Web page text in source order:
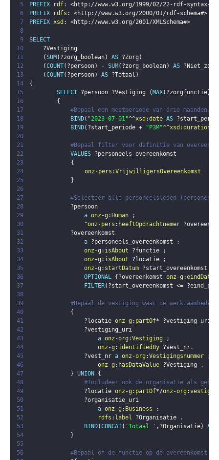
5
PREFIX rdf: <http://www.w3.org/1999/02/22-rdf-syntax-
6
PREFIX rdfs : <http://www.w3.org/2000/01/rdf-schema#>
7
PREFIX xsd : <http://www.w3.org/2001/XMLSchema#>
8
9
SELECT
10
?Vestiging
11
(SUM ( ?zorg_boolean) AS ?Zorg )
12
(COUNT( ?persoon) - SUM ( ?zorg_boolean) AS ?Niet_zorg
13
(COUNT( ?persoon) AS ?Totaal )
14
{
15
SELECT ?persoon ?Vestiging ( MAX( ?zorgfunctie)
16
{
17
#Bepaal een meetperiode van drie
18
BIND( "2023-07-01"^^xsd :date AS
19
BIND( ?start_periode + "P3M"^^xsd :duration
20
21
#Bepaal filter voor definitie van
22
VALUES ?personeels_overeenkomst
23
{
24
onz-pers :VrijwilligersOvereenkomst
25
}
26
27
#Selecteer alle personeelsleden (personen
28
?persoon
29
a onz-g : Human
;
30
                ^
onz-pers : heeftOpdrachtnemer
31
?overeenkomst
32
a ?personeels_overeenkomst
;
33
onz-g : isAbout ?functie
;
34
onz-g : isAbout ?locatie
;
35
onz-g : startDatum ?start_overeenkomst
36
OPTIONAL { ?overeenkomst onz-g :eindDatum
37
FILTER( ?start_overeenkomst <=
38
39
#Bepaal de vestiging waar de
40
{
41
?locatie onz-g : partOf* ?vestiging_uri
42
?vestiging_uri
43
a onz-org :Vestiging
;
44
onz-g : identifiedBy ?vest_nr.
45
?vest_nr a onz-org :Vestigingsnummer
;
46
onz-g : hasDataValue ?Vestiging
.
47
} UNION
{
48
#Includeer ook de organisatie als
49
?locatie onz-g : partOf*/onz-org :
50
?organisatie_uri
51
a onz-g : Business
;
52
rdfs : label ?Organisatie
.
53
BIND(CONCAT( 'Totaal ' , ?Organisatie) AS
54
}
55
56
#Bepaal of de functie op de overeenkomst